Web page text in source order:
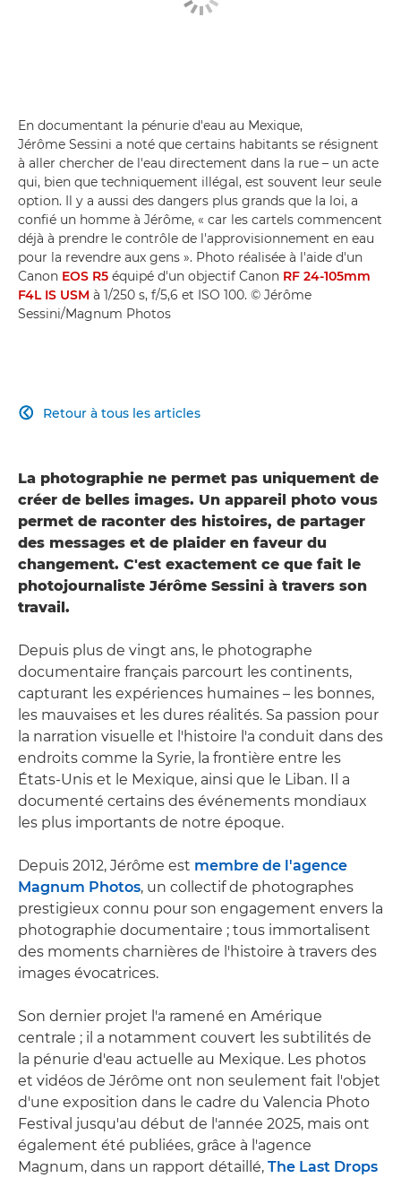
En documentant la pénurie d'eau au Mexique,
Jérôme Sessini a noté que certains habitants se résignent
à aller chercher de l'eau directement dans la rue – un acte
qui, bien que techniquement illégal, est souvent leur seule
option. Il y a aussi des dangers plus grands que la loi, a
confié un homme à Jérôme, « car les cartels commencent
déjà à prendre le contrôle de l'approvisionnement en eau
pour la revendre aux gens ». Photo réalisée à l'aide d'un
Canon EOS R5 équipé d'un objectif Canon RF 24-105mm
F4L IS USM à 1/250 s, f/5,6 et ISO 100. © Jérôme
Sessini/Magnum Photos
Retour à tous les articles

La photographie ne permet pas uniquement de
créer de belles images. Un appareil photo vous
permet de raconter des histoires, de partager
des messages et de plaider en faveur du
changement. C'est exactement ce que fait le
photojournaliste Jérôme Sessini à travers son
travail.
Depuis plus de vingt ans, le photographe
documentaire français parcourt les continents,
capturant les expériences humaines – les bonnes,
les mauvaises et les dures réalités. Sa passion pour
la narration visuelle et l'histoire l'a conduit dans des
endroits comme la Syrie, la frontière entre les
États-Unis et le Mexique, ainsi que le Liban. Il a
documenté certains des événements mondiaux
les plus importants de notre époque.
Depuis 2012, Jérôme est membre de l'agence
Magnum Photos, un collectif de photographes
prestigieux connu pour son engagement envers la
photographie documentaire ; tous immortalisent
des moments charnières de l'histoire à travers des
images évocatrices.
Son dernier projet l'a ramené en Amérique
centrale ; il a notamment couvert les subtilités de
la pénurie d'eau actuelle au Mexique. Les photos
et vidéos de Jérôme ont non seulement fait l'objet
d'une exposition dans le cadre du Valencia Photo
Festival jusqu'au début de l'année 2025, mais ont
également été publiées, grâce à l'agence
Magnum, dans un rapport détaillé, The Last Drops